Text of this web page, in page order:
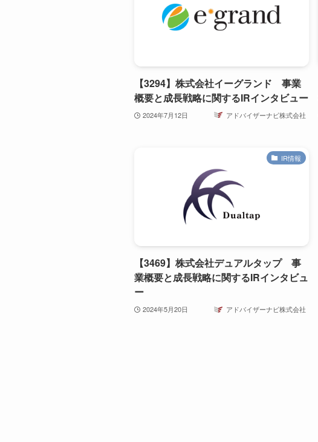
【3294】株式会社イーグランド 事業
概要と成長戦略に関するIRインタビュー
2024年7月12日 アドバイザーナビ株式会社
IR情報
【3469】株式会社デュアルタップ 事
業概要と成長戦略に関するIRインタビュ
ー
2024年5月20日 アドバイザーナビ株式会社